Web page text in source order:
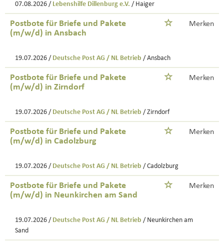
07.08.2026 / Lebenshilfe Dillenburg e.V. / Haiger
Postbote für Briefe und Pakete
(m/w/d) in Ansbach
Merken
19.07.2026 / Deutsche Post AG / NL Betrieb / Ansbach
Postbote für Briefe und Pakete
(m/w/d) in Zirndorf
Merken
19.07.2026 / Deutsche Post AG / NL Betrieb / Zirndorf
Postbote für Briefe und Pakete
(m/w/d) in Cadolzburg
Merken
19.07.2026 / Deutsche Post AG / NL Betrieb / Cadolzburg
Postbote für Briefe und Pakete
(m/w/d) in Neunkirchen am Sand
Merken
19.07.2026 / Deutsche Post AG / NL Betrieb / Neunkirchen am
Sand